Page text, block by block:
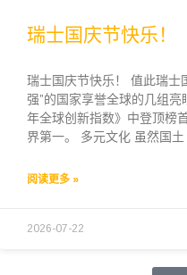
瑞士国庆节快乐！
瑞士国庆节快乐！ 值此瑞士
强”的国家享誉全球的几组
年全球创新指数》中登顶榜
界第一。 多元文化 虽然国土
阅读更多 »
2026-07-22